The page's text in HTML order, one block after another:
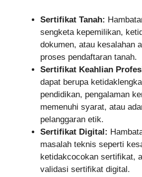
Sertifikat Tanah:
sengketa kepemilikan,
dokumen, atau kesalahan
proses pendaftaran tanah.
Sertifikat Keahlian
dapat berupa
pendidikan, pengalaman
memenuhi syarat, atau
pelanggaran etik.
Sertifikat Digital:
masalah teknis seperti
ketidakcocokan sertifikat,
validasi sertifikat digital.